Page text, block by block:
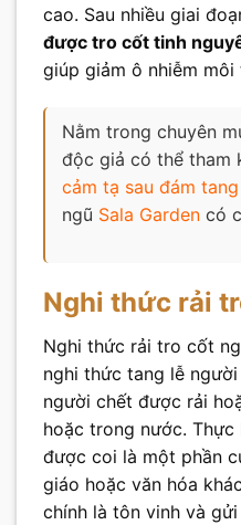
cao. Sau nhiều giai
được tro cốt tinh
giúp giảm ô nhiễm môi
Nằm trong chuyên
độc giả có thể tham
cảm tạ sau đám tang
ngũ Sala Garden có
Nghi thức rải
Nghi thức rải tro cốt
nghi thức tang lễ
người chết được rải
hoặc trong nước.
được coi là một phần
giáo hoặc văn hóa
chính là tôn vinh và